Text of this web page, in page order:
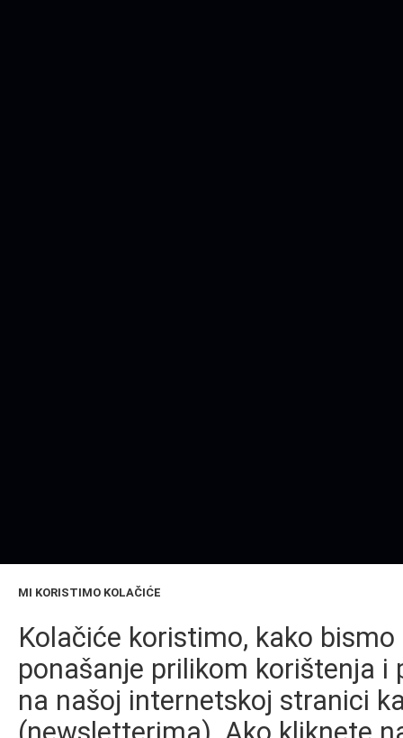
MI KORISTIMO KOLAČIĆE
Kolačiće koristimo, kako
ponašanje prilikom korištenja
na našoj internetskoj stranici